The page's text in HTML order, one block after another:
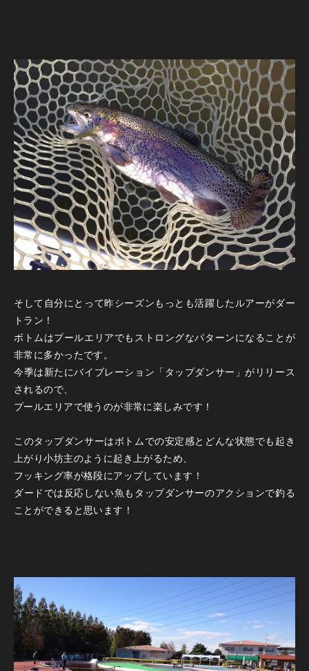
そして自分にとって昨シーズンもっとも活躍したルアーがダー
トラン！
ボトムはプールエリアでもストロングなパターンになることが
非常に多かったです。
今季は新たにバイブレーション「タップダンサー」がリリース
されるので、
プールエリアで使うのが非常に楽しみです！
このタップダンサーはボトムでの安定感とどんな状態でも起き
上がり小坊主のように起き上がるため、
フッキング率が格段にアップしています！
ダードでは反応しない魚もタップダンサーのアクションで釣る
ことができると思います！